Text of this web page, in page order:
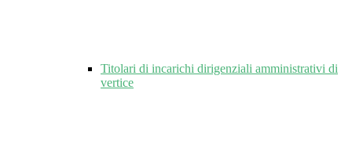
Titolari di incarichi dirigenziali amministrativi di
vertice